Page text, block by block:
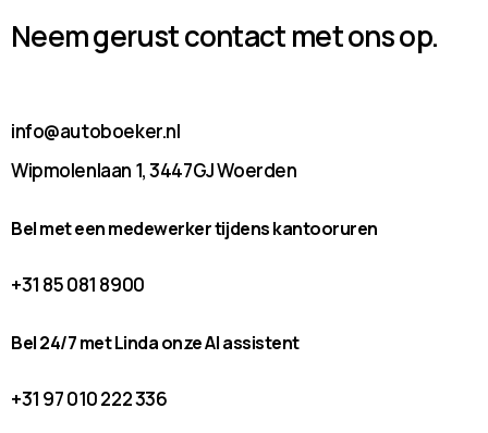
Neem gerust contact met ons op.
info@autoboeker.nl
Wipmolenlaan 1, 3447GJ Woerden
Bel met een medewerker tijdens kantooruren
+31 85 081 8900
Bel 24/7 met Linda onze AI assistent
+31 97 010 222 336